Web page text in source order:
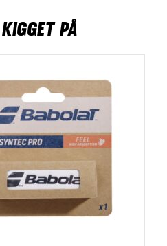
PÅ